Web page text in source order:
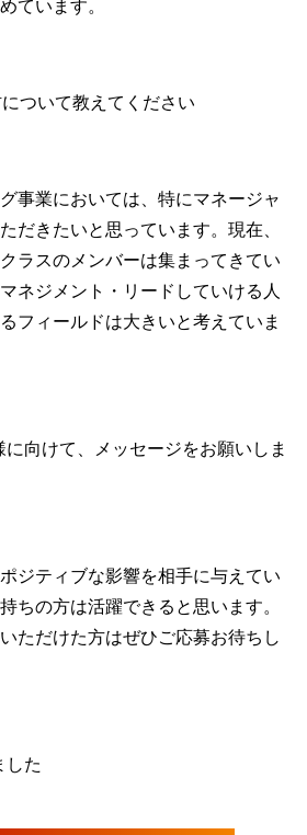
ています。
事業においては、特にマネージャ
だきたいと思っています。現在、
ラスのメンバーは集まってきてい
ネジメント・リードしていける人
フィールドは大きいと考えていま
向けて、メッセージをお願いしま
ジティブな影響を相手に与えてい
ちの方は活躍できると思います。
ただけた方はぜひご応募お待ちし